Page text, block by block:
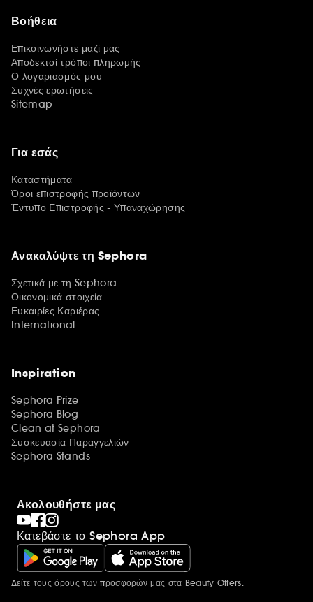
Βοήθεια
Επικοινωνήστε μαζί μας
Αποδεκτοί τρόποι πληρωμής
Ο λογαριασμός μου
Συχνές ερωτήσεις
Sitemap
Για εσάς
Καταστήματα
Όροι επιστροφής προϊόντων
Έντυπο Επιστροφής - Υπαναχώρησης
Ανακαλύψτε τη Sephora
Σχετικά με τη Sephora
Οικονομικά στοιχεία
Ευκαιρίες Καριέρας
International
Inspiration
Sephora Prize
Sephora Blog
Clean at Sephora
Συσκευασία Παραγγελιών
Sephora Stands
Ακολουθήστε μας
Κατεβάστε το Sephora App
Περισσότερες πληροφορίες
Δείτε τους όρους των προσφορών μας στα Beauty Offers.